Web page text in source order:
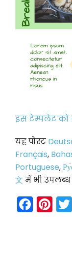
इस टेम्पलेट को
यह पोस्ट
Français,
Portuguese,
文 में भी उपलब्ध